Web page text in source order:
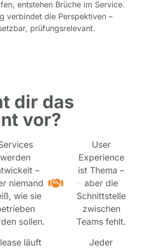
entstehen Brüche im Service.
verbindet die Perspektiven –
prüfungsrelevant.
dir das
vor?
werden
–
niemand
wie sie
sollen.
läuft
User
Experience
ist Thema –
aber die
Schnittstelle
zwischen
Teams fehlt.
Jeder